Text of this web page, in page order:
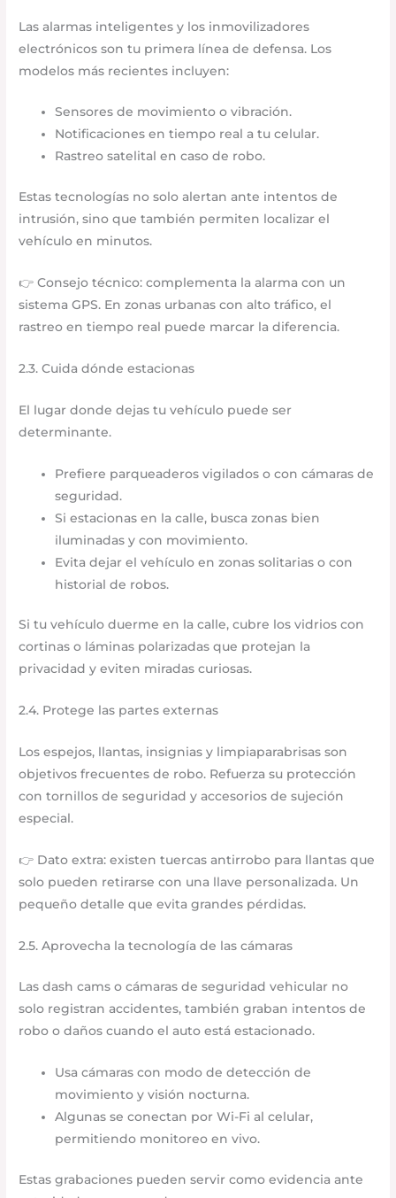
Las alarmas inteligentes y los inmovilizadores
electrónicos son tu primera línea de defensa. Los
modelos más recientes incluyen:
Sensores de movimiento o vibración.
Notificaciones en tiempo real a tu celular.
Rastreo satelital en caso de robo.
Estas tecnologías no solo alertan ante intentos de
intrusión, sino que también permiten localizar el
vehículo en minutos.
👉 Consejo técnico: complementa la alarma con un
sistema GPS. En zonas urbanas con alto tráfico, el
rastreo en tiempo real puede marcar la diferencia.
2.3. Cuida dónde estacionas
El lugar donde dejas tu vehículo puede ser
determinante.
Prefiere parqueaderos vigilados o con cámaras de
seguridad.
Si estacionas en la calle, busca zonas bien
iluminadas y con movimiento.
Evita dejar el vehículo en zonas solitarias o con
historial de robos.
Si tu vehículo duerme en la calle, cubre los vidrios con
cortinas o láminas polarizadas que protejan la
privacidad y eviten miradas curiosas.
2.4. Protege las partes externas
Los espejos, llantas, insignias y limpiaparabrisas son
objetivos frecuentes de robo. Refuerza su protección
con tornillos de seguridad y accesorios de sujeción
especial.
👉 Dato extra: existen tuercas antirrobo para llantas que
solo pueden retirarse con una llave personalizada. Un
pequeño detalle que evita grandes pérdidas.
2.5. Aprovecha la tecnología de las cámaras
Las dash cams o cámaras de seguridad vehicular no
solo registran accidentes, también graban intentos de
robo o daños cuando el auto está estacionado.
Usa cámaras con modo de detección de
movimiento y visión nocturna.
Algunas se conectan por Wi-Fi al celular,
permitiendo monitoreo en vivo.
Estas grabaciones pueden servir como evidencia ante